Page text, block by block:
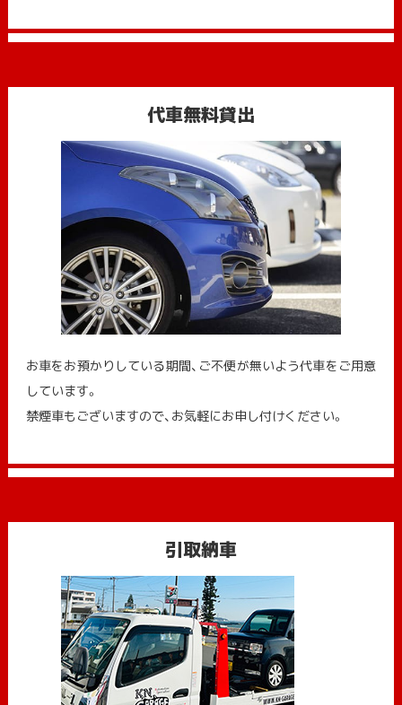
代車無料貸出
お車をお預かりしている期間、ご不便が無いよう代車をご用意
しています。
禁煙車もございますので、お気軽にお申し付けください。
引取納車